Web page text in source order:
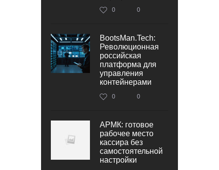
0 0
BootsMan.Tech:
Революционная
российская
платформа для
управления
контейнерами
0 0
АРМК: готовое
рабочее место
кассира без
самостоятельной
настройки